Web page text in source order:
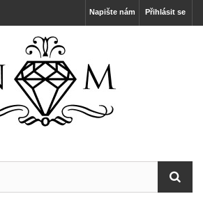
Přihlásit se
Napište nám